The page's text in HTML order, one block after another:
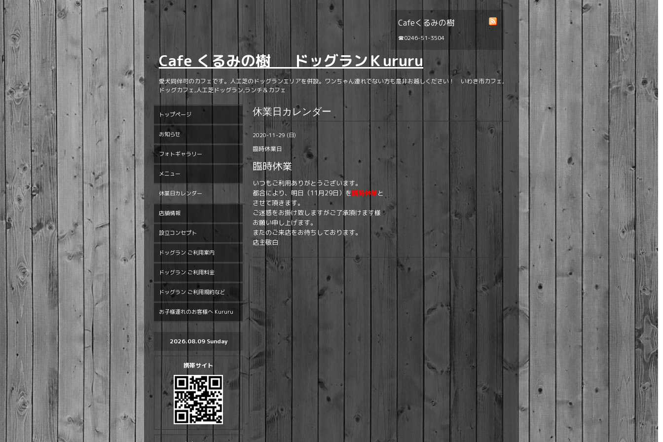
Cafeくるみの樹
☎0246-51-3504
Cafe くるみの樹 ドッグランＫururu
愛犬同伴可のカフェです。人工芝のドッグランエリアを併設。ワンちゃん連れでない方も是非お越しください！ いわき市カフェ,
ドッグカフェ,人工芝ドッグラン,ランチ＆カフェ
休業日カレンダー
2020-11-29 (日)
臨時休業日
臨時休業
いつもご利用ありがとうございます。
都合により、明日（11月29日）を臨時休業と
させて頂きます。
ご迷惑をお掛け致しますがご了承頂けます様
お願い申し上げます。
またのご来店をお待ちしております。
店主敬白
トップページ
お知らせ
フォトギャラリー
メニュー
休業日カレンダー
店舗情報
設立コンセプト
ドッグラン ご利用案内
ドッグラン ご利用料金
ドッグラン ご利用規約など
お子様連れのお客様へ Kururu
2026.08.09 Sunday
携帯サイト